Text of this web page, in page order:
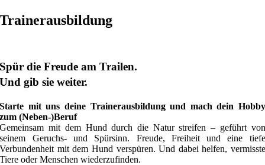
Trainerausbildung
Spür die Freude am Trailen.
Und gib sie weiter.
Starte mit uns deine Trainerausbildung und mach dein Hobby
zum (Neben-)Beruf
Gemeinsam mit dem Hund durch die Natur streifen – geführt von
seinem Geruchs- und Spürsinn. Freude, Freiheit und eine tiefe
Verbundenheit mit dem Hund verspüren. Und dabei helfen, vermisste
Tiere oder Menschen wiederzufinden.